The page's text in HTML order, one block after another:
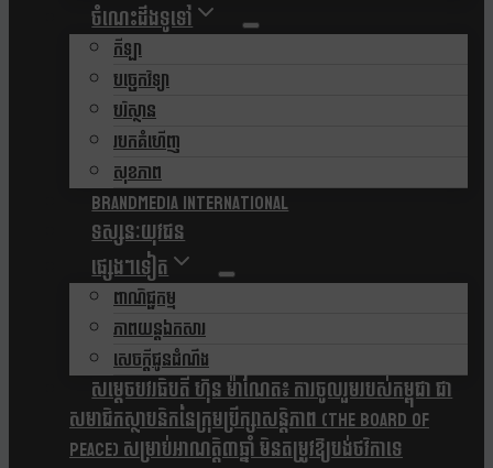
ចំណេះដឹងទូទៅ
កីឡា
បច្ចេកវិទ្យា
បរិស្ថាន
របកគំហើញ
សុខភាព
Brandmedia international
ទស្សនៈយុវជន
ផ្សេងៗទៀត
ពាណិជ្ជកម្ម
ភាពយន្តឯកសារ
សេចក្តីជូនដំណឹង
សម្តេចបវរធិបតី ហ៊ុន ម៉ាណែត៖ ការចូលរួមរបស់កម្ពុជា ជា
សមាជិកស្ថាបនិកនៃក្រុមប្រឹក្សាសន្តិភាព (The Board Of
Peace) សម្រាប់អាណត្តិ៣ឆ្នាំ មិនតម្រូវឱ្យបង់ថវិកាទេ